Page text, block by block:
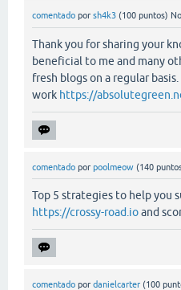
comentado por sh4k3 (100 puntos)
Thank you for sharing your
beneficial to me and many
fresh blogs on a regular
work https://
comentado por poolmeow (140
Top 5 strategies to help you
https://crossy-road.ioand
comentado por danielcarter (100